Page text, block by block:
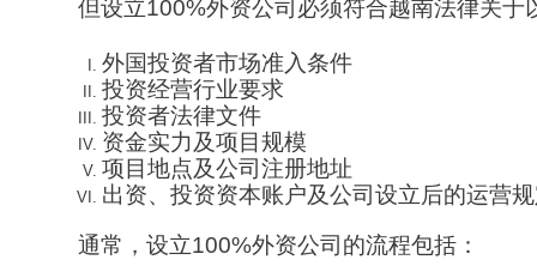
但设立100%外资公司必须符合越南法律关于
外国投资者市场准入条件
投资经营行业要求
投资者法律文件
资金实力及项目规模
项目地点及公司注册地址
出资、投资资本账户及公司设立后的运营规
通常，设立100%外资公司的流程包括：